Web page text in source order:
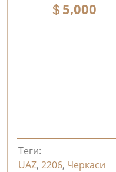
5,000
Теги:
UAZ, 2206, Черкаси